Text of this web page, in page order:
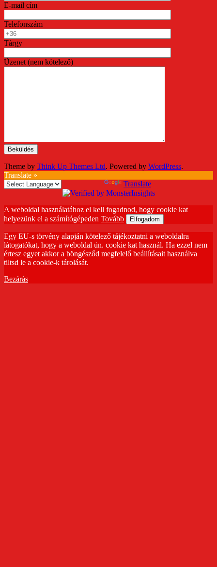
E-mail cím
Telefonszám
Tárgy
Üzenet (nem kötelező)
Theme by Think Up Themes Ltd. Powered by WordPress.
Translate »
Translate
A weboldal használatához el kell fogadnod, hogy cookie kat
helyezünk el a számítógépeden Tovább Elfogadom
Egy EU-s törvény alapján kötelező tájékoztatni a weboldalra
látogatókat, hogy a weboldal ún. cookie kat használ. Ha ezzel nem
értesz egyet akkor a böngésződ megfelelő beállításait használva
tiltsd le a cookie-k tárolását.
Bezárás